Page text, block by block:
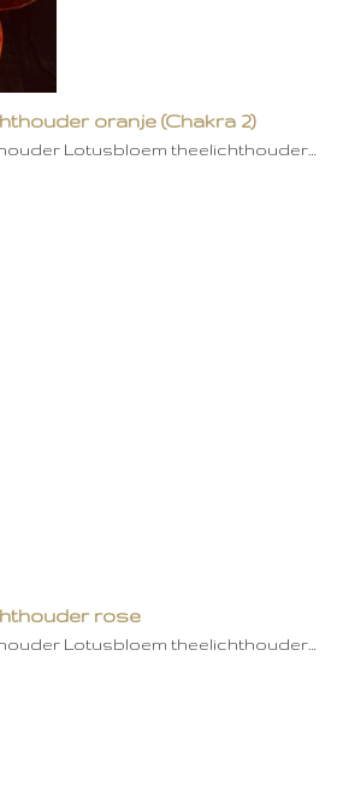
oranje (Chakra 2)
Lotusbloem theelichthouder…
rose
Lotusbloem theelichthouder…